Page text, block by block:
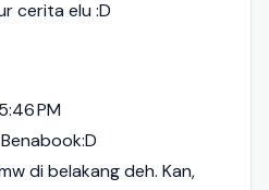
cerita elu :D
PM
di belakang deh. Kan,